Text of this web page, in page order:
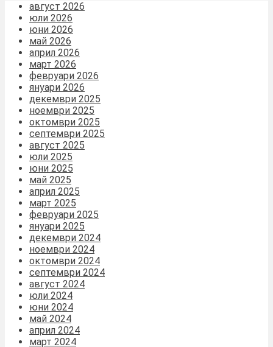
август 2026
юли 2026
юни 2026
май 2026
април 2026
март 2026
февруари 2026
януари 2026
декември 2025
ноември 2025
октомври 2025
септември 2025
август 2025
юли 2025
юни 2025
май 2025
април 2025
март 2025
февруари 2025
януари 2025
декември 2024
ноември 2024
октомври 2024
септември 2024
август 2024
юли 2024
юни 2024
май 2024
април 2024
март 2024